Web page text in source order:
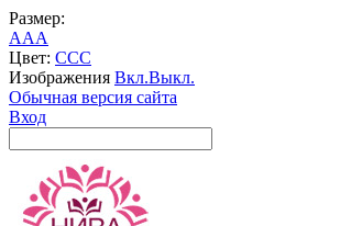
Размер:
AAA
Цвет: CCC
Изображения Вкл.Выкл.
Обычная версия сайта
Вход